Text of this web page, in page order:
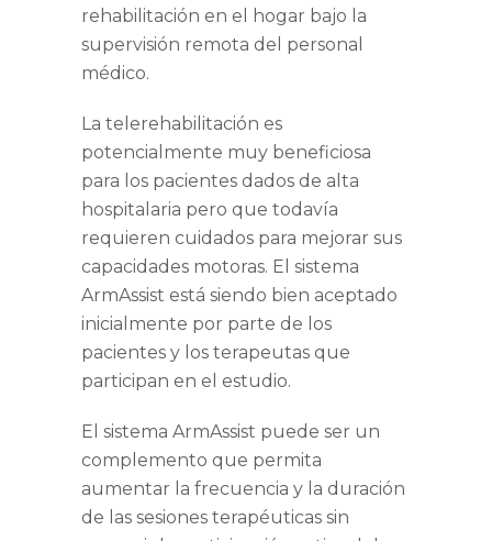
rehabilitación en el hogar bajo la
supervisión remota del personal
médico.
La telerehabilitación es
potencialmente muy beneficiosa
para los pacientes dados de alta
hospitalaria pero que todavía
requieren cuidados para mejorar sus
capacidades motoras. El sistema
ArmAssist está siendo bien aceptado
inicialmente por parte de los
pacientes y los terapeutas que
participan en el estudio.
El sistema ArmAssist puede ser un
complemento que permita
aumentar la frecuencia y la duración
de las sesiones terapéuticas sin